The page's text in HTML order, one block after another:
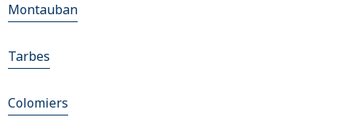
Montauban
Tarbes
Colomiers